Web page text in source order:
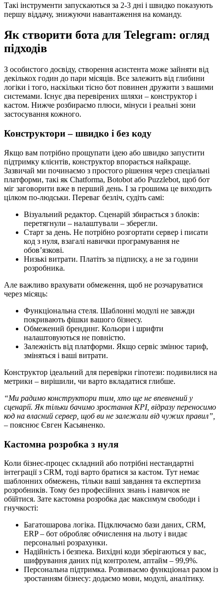
Такі інструменти запускаються за 2-3 дні і швидко показують
першу віддачу, знижуючи навантаження на команду.
Як створити бота для Telegram: огляд
підходів
З особистого досвіду, створення асистента може зайняти від
декількох годин до пари місяців. Все залежить від глибини
логіки і того, наскільки тісно бот повинен дружити з вашими
системами. Існує два перевірених шляхи – конструктор і
кастом. Нижче розбираємо плюси, мінуси і реальні зони
застосування кожного.
Конструктори – швидко і без коду
Якщо вам потрібно прощупати ідею або швидко запустити
підтримку клієнтів, конструктор впорається найкраще.
Зазвичай ми починаємо з простого рішення через спеціальні
платформи, такі як Chatforma, Botobot або Puzzlebot, щоб бот
міг заговорити вже в перший день. І за грошима це виходить
цілком по-людськи. Переваг безліч, судіть самі:
Візуальний редактор. Сценарій збирається з блоків:
перетягнули – налаштували – зберегли.
Старт за день. Не потрібно розгортати сервер і писати
код з нуля, взагалі навички програмування не
обов’язкові.
Низькі витрати. Платіть за підписку, а не за години
розробника.
Але важливо врахувати обмеження, щоб не розчаруватися
через місяць:
Функціональна стеля. Шаблонні модулі не завжди
покривають фішки вашого бізнесу.
Обмежений брендинг. Кольори і шрифти
налаштовуються не повністю.
Залежність від платформи. Якщо сервіс змінює тариф,
зміняться і ваші витрати.
Конструктор ідеальний для перевірки гіпотези: подивилися на
метрики – вирішили, чи варто вкладатися глибше.
“Ми радимо конструктори тим, хто ще не впевнений у
сценарії. Як тільки бачимо зростання KPI, відразу переносимо
код на власний сервер, щоб ви не залежали від чужих правил”,
– пояснює Євген Касьяненко.
Кастомна розробка з нуля
Коли бізнес-процес складний або потрібні нестандартні
інтеграції з CRM, тоді варто братися за кастом. Тут немає
шаблонних обмежень, тільки ваші завдання та експертиза
розробників. Тому без професійних знань і навичок не
обійтися. Зате кастомна розробка дає максимум свободи і
гнучкості:
Багатошарова логіка. Підключаємо бази даних, CRM,
ERP – бот обробляє обчислення на льоту і видає
персональні розрахунки.
Надійність і безпека. Вихідні коди зберігаються у вас,
шифрування даних під контролем, аптайм – 99,9%.
Персональна підтримка. Розвиваємо функціонал разом із
зростанням бізнесу: додаємо мови, модулі, аналітику.